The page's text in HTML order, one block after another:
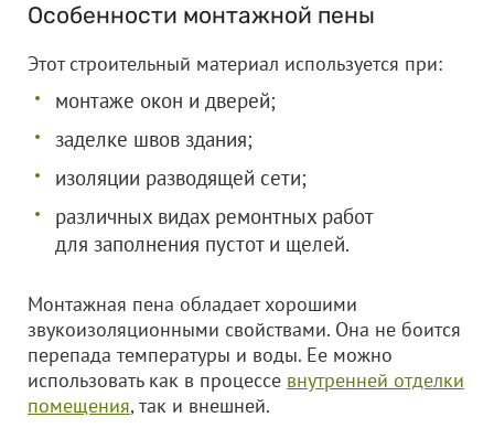
Особенности монтажной пены
Этот строительный материал используется при:
монтаже окон и дверей;
заделке швов здания;
изоляции разводящей сети;
различных видах ремонтных работ
для заполнения пустот и щелей.
Монтажная пена обладает хорошими
звукоизоляционными свойствами. Она не боится
перепада температуры и воды. Ее можно
использовать как в процессе внутренней отделки
помещения, так и внешней.